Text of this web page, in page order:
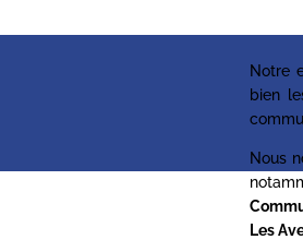
Notre
bien
Nous
Les